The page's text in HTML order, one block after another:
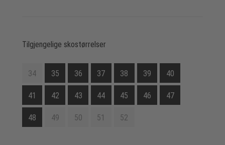
Tilgjengelige skostørrelser
34 35 36 37 38 39 40
41 42 43 44 45 46 47
48 49 50 51 52